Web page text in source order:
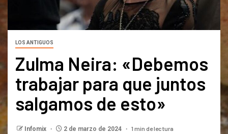
LOS ANTIGUOS
Zulma Neira: «Debemos
trabajar para que juntos
salgamos de esto»
Infomix 2 de marzo de 2024 1 min de lectura